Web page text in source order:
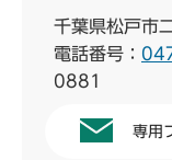
千葉県松戸市
電話番号：
0881
専用